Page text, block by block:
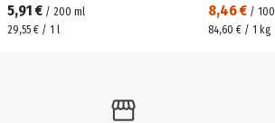
5,91 € / 200 ml
29,55 € / 1 l
8,46 € / 100
84,60 € / 1 kg